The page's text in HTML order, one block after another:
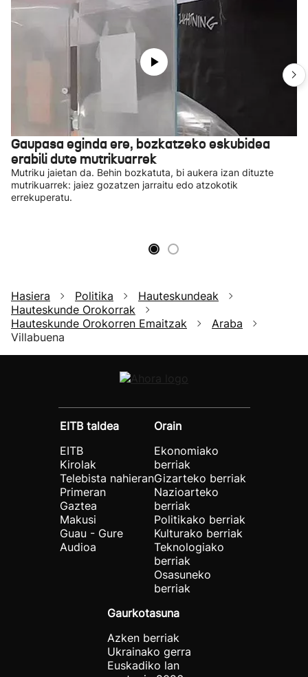
Gaupasa eginda ere, bozkatzeko eskubidea
erabili dute mutrikuarrek
Mutriku jaietan da. Behin bozkatuta, bi aukera izan dituzte
mutrikuarrek: jaiez gozatzen jarraitu edo atzokotik
errekuperatu.
Hasiera Politika
Hauteskundeak
Hauteskunde Orokorrak
Hauteskunde Orokorren Emaitzak
Araba
Villabuena
EITB taldea
EITB
Kirolak
Telebista nahieran
Primeran
Gaztea
Makusi
Guau - Gure
Audioa
Orain
Ekonomiako
berriak
Gizarteko berriak
Nazioarteko
berriak
Politikako berriak
Kulturako berriak
Teknologiako
berriak
Osasuneko
berriak
Gaurkotasuna
Azken berriak
Ukrainako gerra
Euskadiko lan